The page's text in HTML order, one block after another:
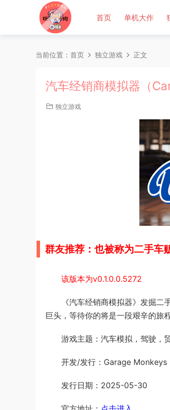
首页 单机大作
当前位置： 首页 独立游戏 正文
汽车经销商模拟器（
独立游戏
群友推荐：也被称为二手车
该版本为v0.1.0.0.5272
《汽车经销商模拟器》发掘
巨头，等待你的将是一段艰辛的旅
游戏主题：汽车模拟，驾驶，
开发/发行：Garage Monkeys
发行日期：2025-05-30